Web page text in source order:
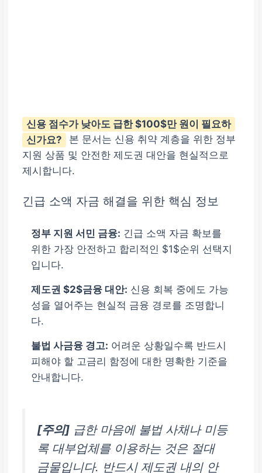
신용 점수가 낮아도 급한 $100$만 원이 필요하
신가요?
본 문서는 신용 취약 계층을 위한 정부
지원 상품 및 안전한 제도권 대안을 현실적으로
제시합니다.
긴급 소액 자금 해결을 위한 핵심 정보
정부 지원 서민 금융: 긴급 소액 자금 확보를
위한 가장 안전하고 합리적인 $1$순위 선택지
입니다.
제도권 $2$금융 대안: 신용 회복 중에도 가능
성을 열어주는 현실적 금융 경로를 조명합니
다.
불법 사금융 경고: 어려운 상황일수록 반드시
피해야 할 고금리 함정에 대한 명확한 기준을
안내합니다.
[주의] 급한 마음에 불법 사채나 미등
록 대부업체를 이용하는 것은 절대
금물입니다. 반드시 제도권 내의 안